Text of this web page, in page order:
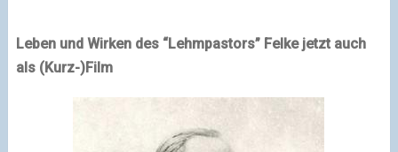
Leben und Wirken des “Lehmpastors” Felke jetzt auch
als (Kurz-)Film